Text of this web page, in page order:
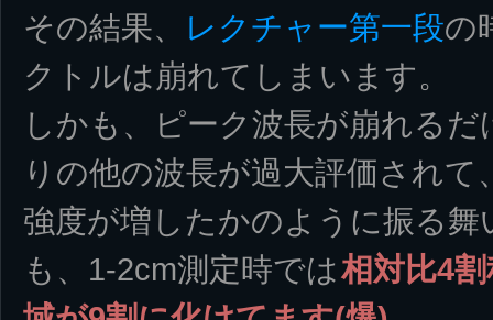
その結果、
レクチャー第一段の
クトルは崩れてしまいます。
しかも、ピーク波長が崩れる
りの他の波長が過大評価され
強度が増したかのように振る
も、1-2cm測定時では相対比4